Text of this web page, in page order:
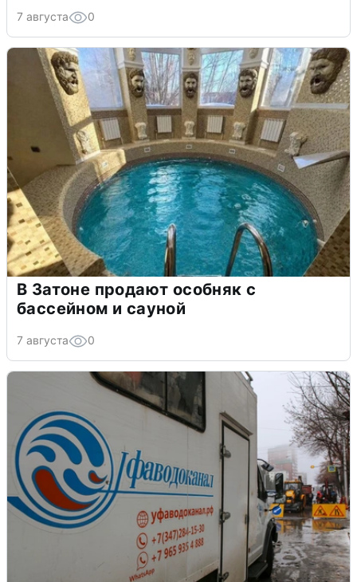
7 августа 0
В Затоне продают особняк с
бассейном и сауной
7 августа 0